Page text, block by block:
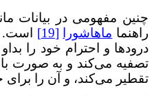
چنین مفهومی در بیانات
راهنما ماهاشورا [19]
است.
درودها و احترام خود را
تصفیه می‌کند و به صورت
تقطیر می‌کند، و آن را